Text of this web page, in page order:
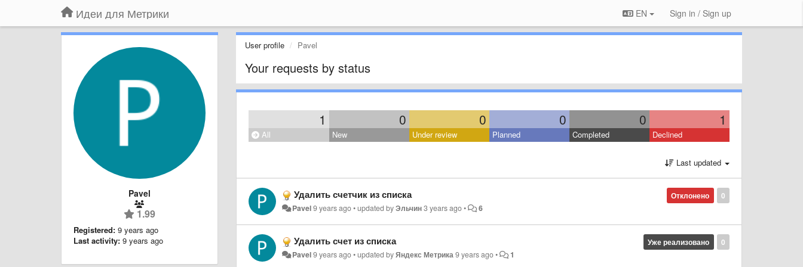
Идеи для Метрики EN Sign in / Sign up
Pavel
1.99
Registered: 9 years ago
Last activity: 9 years ago
User profile Pavel
Your requests by status
1 0 0 0 0 1
All New Under review Planned Completed Declined
Last updated
0
Отклонено
Удалить счетчик из списка
Pavel9 years ago•updated byЭльчин3 years ago• 6
0
Уже реализовано
Удалить счет из списка
Pavel9 years ago•updated byЯндекс Метрика9 years ago• 1